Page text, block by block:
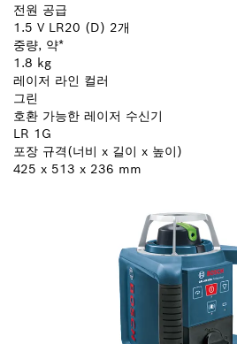
전원 공급
1.5 V LR20 (D) 2개
중량, 약*
1.8 kg
레이저 라인 컬러
그린
호환 가능한 레이저 수신기
LR 1G
포장 규격(너비 x 길이 x 높이)
425 x 513 x 236 mm